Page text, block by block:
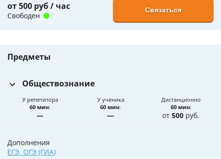
от 500 руб / час
Свободен
Связаться
Предметы
Обществознание
У репетитора
60 мин:
—
У ученика
60 мин:
—
Дистанционно
60 мин:
от500 руб.
Дополнения
ЕГЭ, ОГЭ (ГИА)